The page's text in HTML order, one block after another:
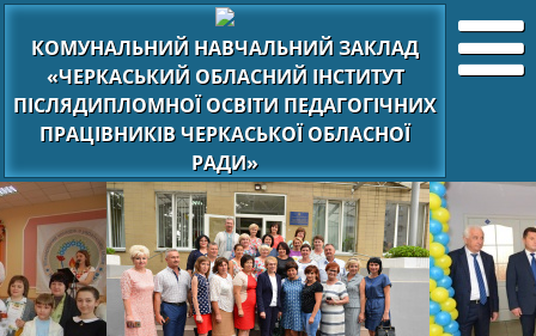
КОМУНАЛЬНИЙ НАВЧАЛЬНИЙ ЗАКЛАД
«ЧЕРКАСЬКИЙ ОБЛАСНИЙ ІНСТИТУТ
ПІСЛЯДИПЛОМНОЇ ОСВІТИ ПЕДАГОГІЧНИХ
ПРАЦІВНИКІВ ЧЕРКАСЬКОЇ ОБЛАСНОЇ
РАДИ»